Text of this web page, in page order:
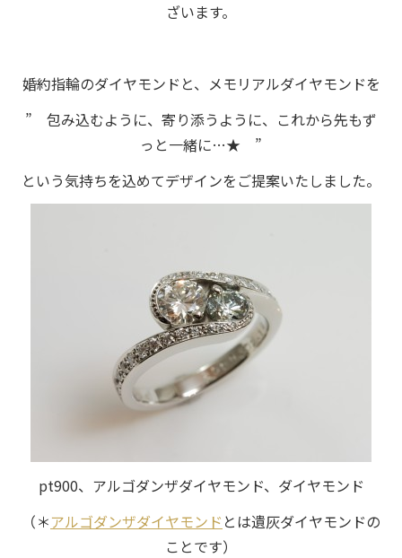
ざいます。
婚約指輪のダイヤモンドと、メモリアルダイヤモンドを
” 包み込むように、寄り添うように、これから先もず
っと一緒に…★ ”
という気持ちを込めてデザインをご提案いたしました。
pt900、アルゴダンザダイヤモンド、ダイヤモンド
（＊アルゴダンザダイヤモンド とは遺灰ダイヤモンドの
ことです）